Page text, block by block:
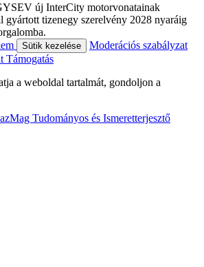
új InterCity motorvonatainak
gyártott tizenegy szerelvény 2028 nyaráig
Sütik kezelése
Moderációs szabályzat
Támogatás
a weboldal tartalmát, gondoljon a
Tudományos és Ismeretterjesztő